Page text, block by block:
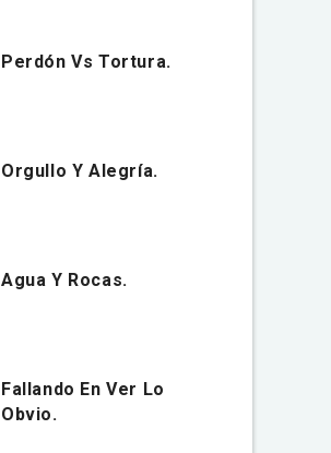
Perdón Vs Tortura.
Orgullo Y Alegría.
Agua Y Rocas.
Fallando En Ver Lo
Obvio.